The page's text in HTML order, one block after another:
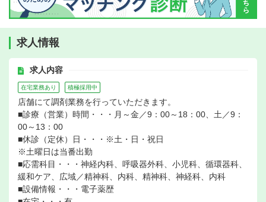
求人情報
求人内容
在宅業務あり 積極採用中
店舗にて調剤業務を行っていただきます。
■診療（営業）時間・・・月～金／9：00～18：00、土／9：
00～13：00
■休診（定休）日・・・※土・日・祝日
※土曜日は当番出勤
■応需科目・・・神経内科、呼吸器外科、小児科、循環器科、
緩和ケア、広域／精神科、内科、精神科、神経科、内科
■設備情報・・・電子薬歴